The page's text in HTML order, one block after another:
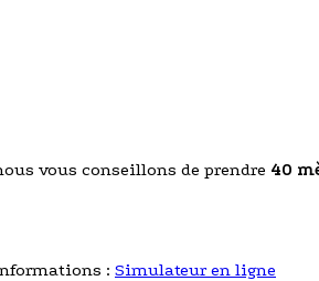
vous conseillons de prendre 40
: Simulateur en ligne